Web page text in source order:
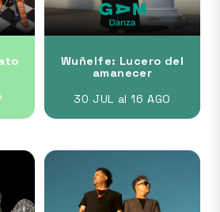
Wuñelfe: Lucero del
amanecer
30 JUL al 16 AGO